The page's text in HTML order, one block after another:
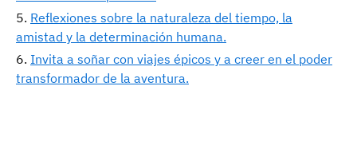
Reflexiones sobre la naturaleza del tiempo, la
amistad y la determinación humana.
Invita a soñar con viajes épicos y a creer en el poder
transformador de la aventura.